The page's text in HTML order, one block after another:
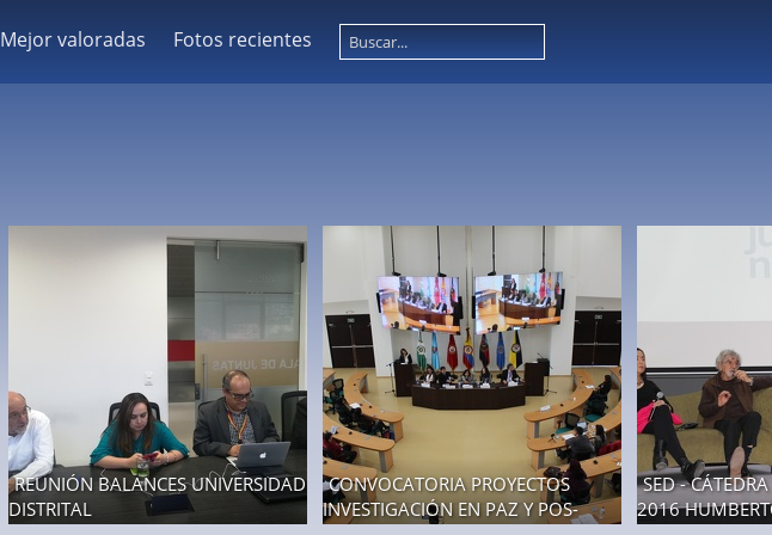
Mejor valoradas Fotos recientes
REUNIÓN BALANCES UNIVERSIDAD
DISTRITAL
CONVOCATORIA PROYECTOS
INVESTIGACIÓN EN PAZ Y POS-
SED -
2016